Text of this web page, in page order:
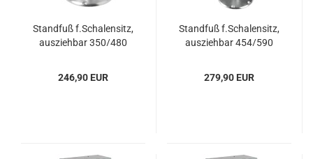
Stand­fuß f.Scha­len­sitz,
aus­zieh­bar 350/480
246,90 EUR
Stand­fuß f.Scha­len­sitz,
aus­zieh­bar 454/590
279,90 EUR